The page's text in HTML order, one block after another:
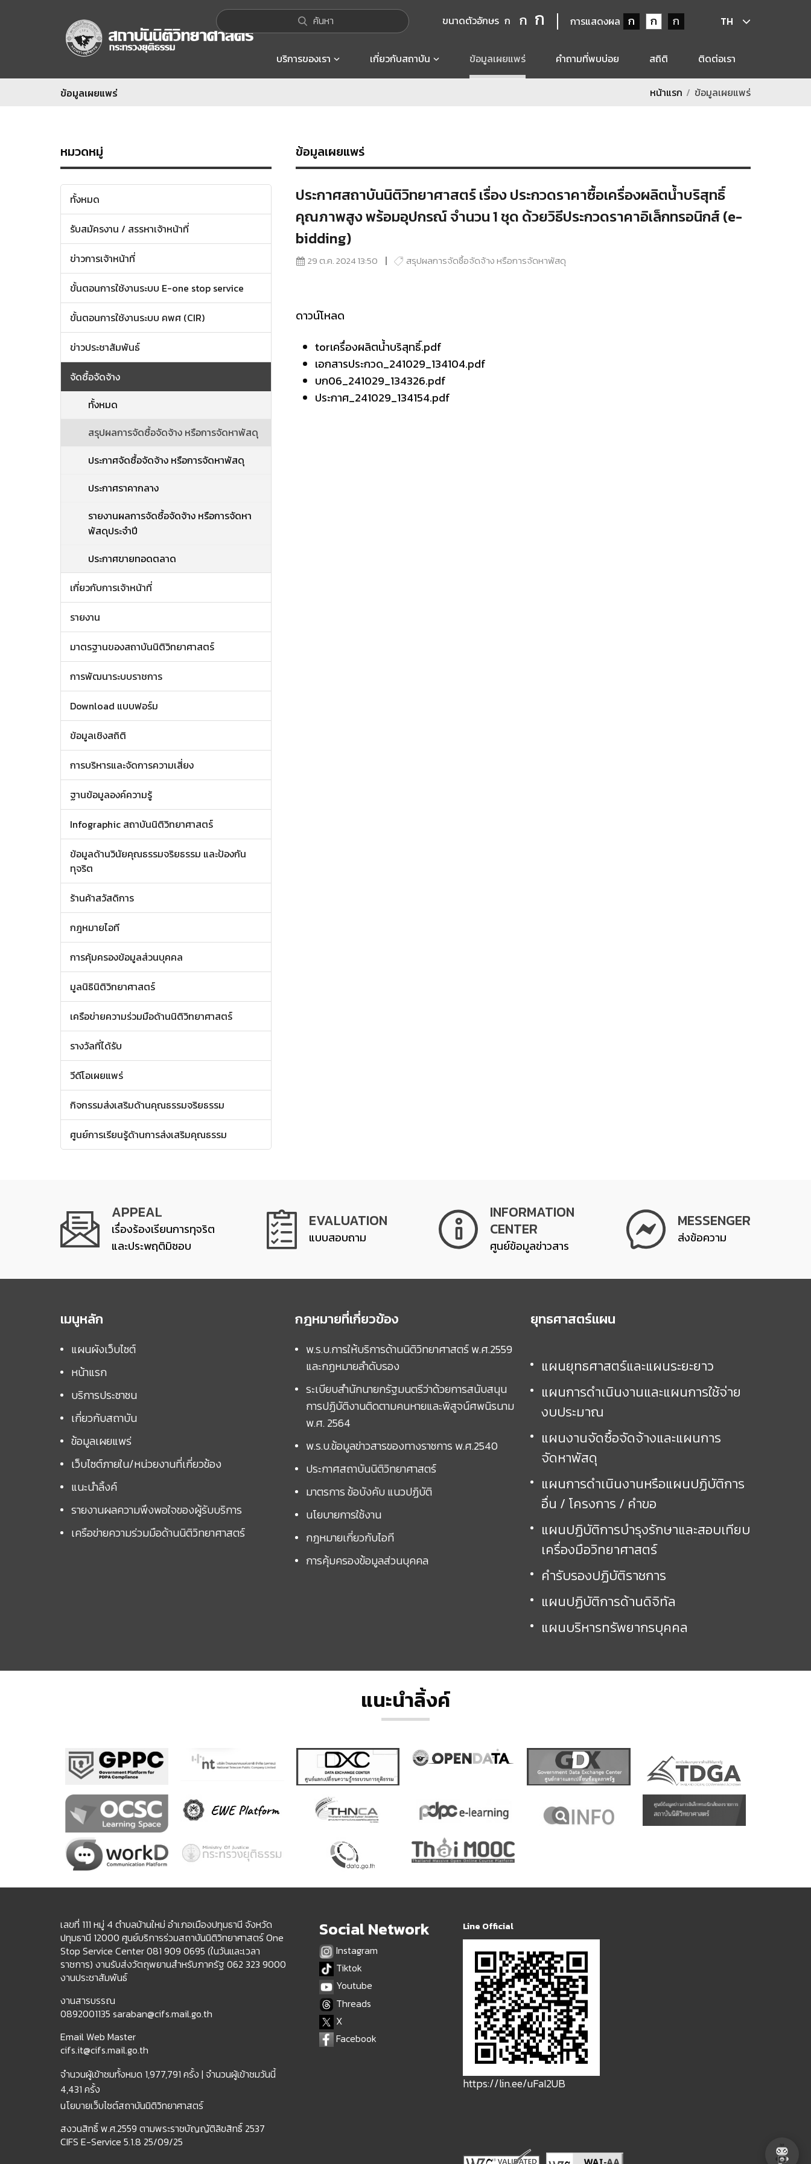
ค้นหา ขนาดตัวอักษร ก ก ก การแสดงผล ก ก ก TH
บริการของเรา เกี่ยวกับสถาบัน ข้อมูลเผยแพร่ คำถามที่พบบ่อย สถิติ ติดต่อเรา
ข้อมูลเผยแพร่ หน้าแรก ข้อมูลเผยแพร่
หมวดหมู่
ทั้งหมด
รับสมัครงาน / สรรหาเจ้าหน้าที่
ข่าวการเจ้าหน้าที่
ขั้นตอนการใช้งานระบบ E-one stop service
ขั้นตอนการใช้งานระบบ คพศ (CIR)
ข่าวประชาสัมพันธ์
จัดซื้อจัดจ้าง
ทั้งหมด
สรุปผลการจัดซื้อจัดจ้าง หรือการจัดหาพัสดุ
ประกาศจัดซื้อจัดจ้าง หรือการจัดหาพัสดุ
ประกาศราคากลาง
รายงานผลการจัดซื้อจัดจ้าง หรือการจัดหา
พัสดุประจำปี
ประกาศขายทอดตลาด
เกี่ยวกับการเจ้าหน้าที่
รายงาน
มาตรฐานของสถาบันนิติวิทยาศาสตร์
การพัฒนาระบบราชการ
Download แบบฟอร์ม
ข้อมูลเชิงสถิติ
การบริหารและจัดการความเสี่ยง
ฐานข้อมูลองค์ความรู้
Infographic สถาบันนิติวิทยาศาสตร์
ข้อมูลด้านวินัยคุณธรรมจริยธรรม และป้องกัน
ทุจริต
ร้านค้าสวัสดิการ
กฎหมายไอที
การคุ้มครองข้อมูลส่วนบุคคล
มูลนิธินิติวิทยาศาสตร์
เครือข่ายความร่วมมือด้านนิติวิทยาศาสตร์
รางวัลที่ได้รับ
วีดีโอเผยแพร่
กิจกรรมส่งเสริมด้านคุณธรรมจริยธรรม
ศูนย์การเรียนรู้ด้านการส่งเสริมคุณธรรม
ข้อมูลเผยแพร่
ประกาศสถาบันนิติวิทยาศาสตร์ เรื่อง ประกวดราคาซื้อเครื่องผลิตน้ำบริสุทธิ์
คุณภาพสูง พร้อมอุปกรณ์ จำนวน 1 ชุด ด้วยวิธีประกวดราคาอิเล็กทรอนิกส์ (e-
bidding)
29 ต.ค. 2024 13:50 สรุปผลการจัดซื้อจัดจ้าง หรือการจัดหาพัสดุ
ดาวน์โหลด
torเครื่องผลิตน้ำบริสุทธิ์.pdf
เอกสารประกวด_241029_134104.pdf
บก06_241029_134326.pdf
ประกาศ_241029_134154.pdf
APPEAL
เรื่องร้องเรียนการทุจริต
และประพฤติมิชอบ
EVALUATION
แบบสอบถาม
INFORMATION
CENTER
ศูนย์ข้อมูลข่าวสาร
MESSENGER
ส่งข้อความ
เมนูหลัก
แผนผังเว็บไซต์
หน้าแรก
บริการประชาชน
เกี่ยวกับสถาบัน
ข้อมูลเผยแพร่
เว็บไซต์ภายใน/หน่วยงานที่เกี่ยวข้อง
แนะนำลิ้งค์
รายงานผลความพึงพอใจของผู้รับบริการ
เครือข่ายความร่วมมือด้านนิติวิทยาศาสตร์
กฎหมายที่เกี่ยวข้อง
พ.ร.บ.การให้บริการด้านนิติวิทยาศาสตร์ พ.ศ.2559
และกฏหมายลำดับรอง
ระเบียบสำนักนายกรัฐมนตรีว่าด้วยการสนับสนุน
การปฏิบัติงานติดตามคนหายและพิสูจน์ศพนิรนาม
พ.ศ. 2564
พ.ร.บ.ข้อมูลข่าวสารของทางราชการ พ.ศ.2540
ประกาศสถาบันนิติวิทยาศาสตร์
มาตรการ ข้อบังคับ แนวปฏิบัติ
นโยบายการใช้งาน
กฎหมายเกี่ยวกับไอที
การคุ้มครองข้อมูลส่วนบุคคล
ยุทธศาสตร์แผน
แผนยุทธศาสตร์และแผนระยะยาว
แผนการดำเนินงานและแผนการใช้จ่าย
งบประมาณ
แผนงานจัดซื้อจัดจ้างและแผนการ
จัดหาพัสดุ
แผนการดำเนินงานหรือแผนปฏิบัติการ
อื่น / โครงการ / คำขอ
แผนปฏิบัติการบำรุงรักษาและสอบเทียบ
เครื่องมือวิทยาศาสตร์
คำรับรองปฏิบัติราชการ
แผนปฏิบัติการด้านดิจิทัล
แผนบริหารทรัพยากรบุคคล
แนะนำลิ้งค์
เลขที่ 111 หมู่ 4 ตำบลบ้านใหม่ อำเภอเมืองปทุมธานี จังหวัด
ปทุมธานี 12000 ศูนย์บริการร่วมสถาบันนิติวิทยาศาสตร์ One
Stop Service Center 081 909 0695 (ในวันและเวลา
ราชการ) งานรับส่งวัตถุพยานสำหรับภาครัฐ 062 323 9000
งานประชาสัมพันธ์
งานสารบรรณ
0892001135 saraban@cifs.mail.go.th
Email Web Master
cifs.it@cifs.mail.go.th
จำนวนผู้เข้าชมทั้งหมด 1,977,791 ครั้ง | จำนวนผู้เข้าชมวันนี้
4,431 ครั้ง
นโยบายเว็บไซต์สถาบันนิติวิทยาศาสตร์
สงวนสิทธิ์ พ.ศ.2559 ตามพระราชบัญญัติลิขสิทธิ์ 2537
CIFS E-Service 5.1.8 25/09/25
Social Network
Instagram
Tiktok
Youtube
Threads
X
Facebook
Line Official
https://lin.ee/uFaI2UB